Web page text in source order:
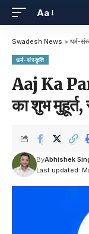
Aa
Swadesh News > धर्म-
धर्म-संस्कृति
Aaj Ka
का शुभ
Last updated:
ByAbhishek